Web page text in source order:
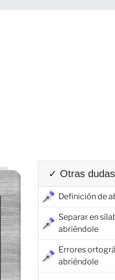
✓ Otras dudas
Definición de
Separar en
abriéndole
Errores
abriéndole